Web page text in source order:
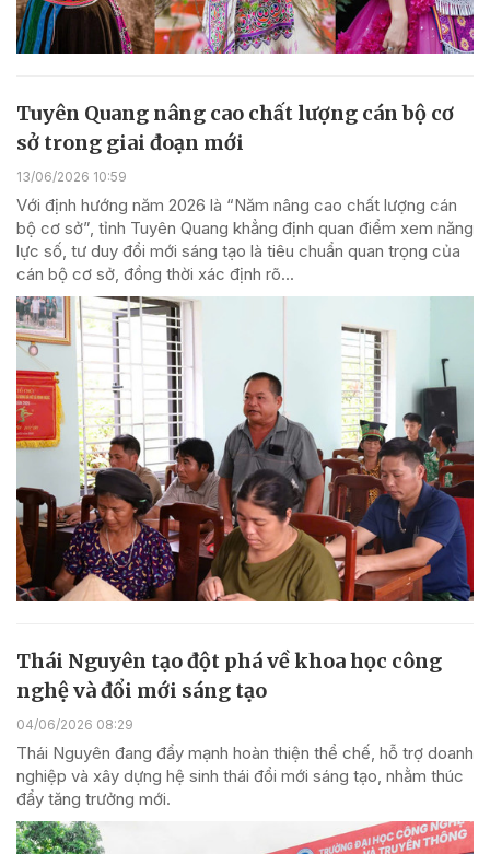
Tuyên Quang nâng cao chất lượng cán bộ cơ
sở trong giai đoạn mới
13/06/2026 10:59
Với định hướng năm 2026 là “Năm nâng cao chất lượng cán
bộ cơ sở”, tỉnh Tuyên Quang khẳng định quan điểm xem năng
lực số, tư duy đổi mới sáng tạo là tiêu chuẩn quan trọng của
cán bộ cơ sở, đồng thời xác định rõ...
Thái Nguyên tạo đột phá về khoa học công
nghệ và đổi mới sáng tạo
04/06/2026 08:29
Thái Nguyên đang đẩy mạnh hoàn thiện thể chế, hỗ trợ doanh
nghiệp và xây dựng hệ sinh thái đổi mới sáng tạo, nhằm thúc
đẩy tăng trưởng mới.